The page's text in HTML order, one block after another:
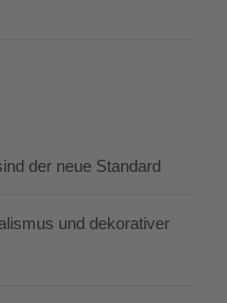
der neue Standard
und dekorativer